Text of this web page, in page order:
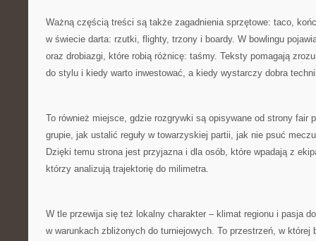
Ważną częścią treści są także zagadnienia sprzętowe: taco,
w świecie darta: rzutki, flighty, trzony i boardy. W bowlingu
oraz drobiazgi, które robią różnicę: taśmy. Teksty pomagają
do stylu i kiedy warto inwestować, a kiedy wystarczy dobra
To również miejsce, gdzie rozgrywki są opisywane od strony fair
grupie, jak ustalić reguły w towarzyskiej partii, jak nie psuć
Dzięki temu strona jest przyjazna i dla osób, które wpadają z
którzy analizują trajektorię do milimetra.
W tle przewija się też lokalny charakter – klimat regionu i pasja
w warunkach zbliżonych do turniejowych. To przestrzeń, w której